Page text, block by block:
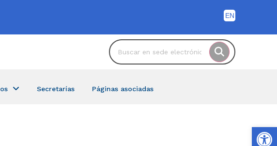
Secretarías Páginas asociadas